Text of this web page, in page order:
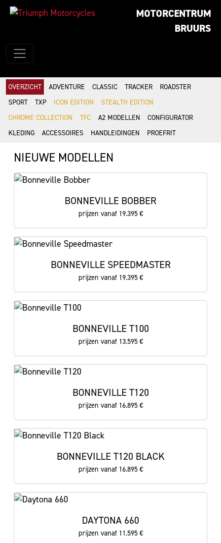
MOTORCENTRUM
BRUURS
OVERZICHT ADVENTURE CLASSIC TRACKER
ROADSTER
SPORT
TXP ICON EDITION
STEALTH EDITION
CHROME COLLECTION
TFC A2 MODELLEN
CONFIGURATOR
KLEDING
ACCESSOIRES HANDLEIDINGEN PROEFRIT
NIEUWE MODELLEN
BONNEVILLE BOBBER
prijzen vanaf 19.395 €
BONNEVILLE SPEEDMASTER
prijzen vanaf 19.395 €
BONNEVILLE T100
prijzen vanaf 13.595 €
BONNEVILLE T120
prijzen vanaf 16.895 €
BONNEVILLE T120 BLACK
prijzen vanaf 16.895 €
DAYTONA 660
prijzen vanaf 11.595 €